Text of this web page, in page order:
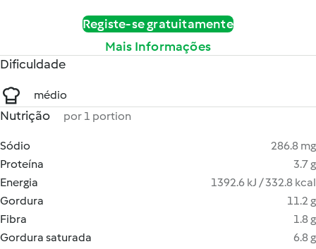
Registe-se gratuitamente
Mais Informações
Dificuldade
médio
Nutrição por 1 portion
Sódio
286.8 mg
Proteína
3.7 g
Energia
1392.6 kJ / 332.8 kcal
Gordura
11.2 g
Fibra
1.8 g
Gordura saturada
6.8 g